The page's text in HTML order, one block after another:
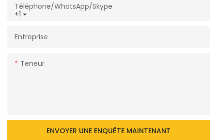
+1
Téléphone/WhatsApp/Skype
Entreprise
Teneur
ENVOYER UNE ENQUÊTE MAINTENANT